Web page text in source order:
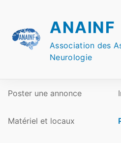
content
ANAINF
Association des
Neurologie
Poster une annonce
Matériel et locaux